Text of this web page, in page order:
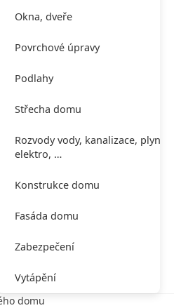
Okna, dveře
Povrchové úpravy
Podlahy
Střecha domu
Rozvody vody, kanalizace, plynu,
elektro, …
Konstrukce domu
Fasáda domu
Zabezpečení
Vytápění
domu